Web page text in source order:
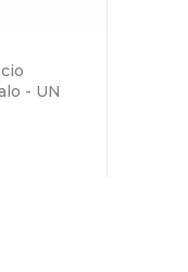
- UN